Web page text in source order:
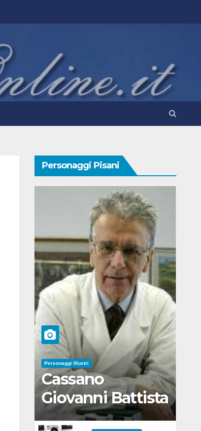
Personaggi Pisani
Personaggi Illustri
Cassano
Giovanni Battista